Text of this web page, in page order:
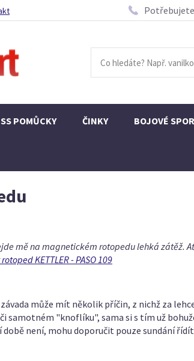
POMŮCKY ČINKY BOJOVÉ
mě na magnetickém rotopedu lehká zátěž.
KETTLER - PASO 109
může mít několik příčin, z nichž za
samotném "knoflíku", sama si s tím už
době není, mohu doporučit pouze sundání